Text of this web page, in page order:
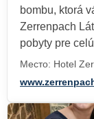
bombu, ktorá
Zerrenpach
pobyty pre
Место: Hotel